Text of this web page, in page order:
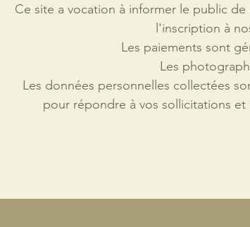
Ce site a vocation à informer le public
l'inscription à
Les paiements sont
Les
Les données personnelles collectées
pour répondre à vos sollicitations